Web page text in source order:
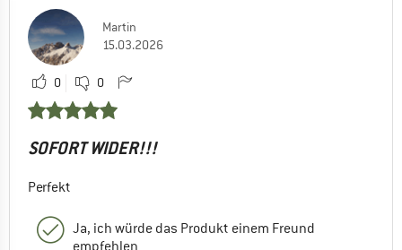
Martin
15.03.2026
0 0
SOFORT WIDER!!!
Perfekt
Ja, ich würde das Produkt einem Freund
empfehlen